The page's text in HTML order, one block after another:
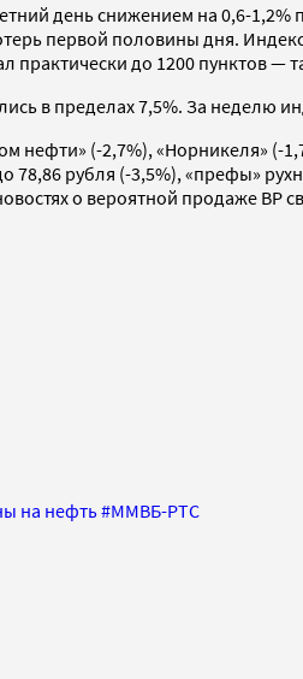
день снижением на 0,6-
первой половины дня.
практически до 1200 пунктов —
в пределах 7,5%. За неделю
нефти» (-2,7%), «Норникеля» (-
рубля (-3,5%), «префы»
о вероятной продаже BP
на нефть#ММВБ-РТС